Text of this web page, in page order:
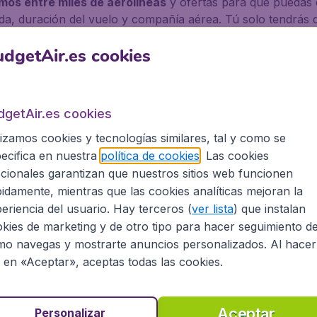
duración del vuelo y compañía aérea. Tú solo tendrás
de compra.
aeropuerto de Asturias
, también conocido como
en el concejo de Castrillón, Asturias. Está situado a
en el año 1968, dsde entonces se han hecho
debido al excepcional enclave natural donde se
la población local, el impresionante paisaje, museos
cookies
cookies
cookies y tecnologías similares, tal y como se
en nuestra política de cookies . Las cookies
garantizan que nuestros sitios web funcionen
mientras que las cookies analíticas mejoran la
del usuario. Hay terceros (ver lista) que instalan
de marketing y de otro tipo para hacer seguimiento de
navegas y mostrarte anuncios personalizados. Al hacer
en «Aceptar», aceptas todas las cookies.
Aceptar
Personalizar